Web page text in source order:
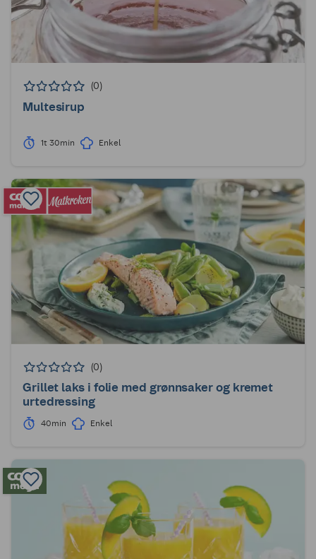
(0)
Multesirup
1t 30min Enkel
(0)
Grillet laks i folie med grønnsaker og kremet
urtedressing
40min Enkel